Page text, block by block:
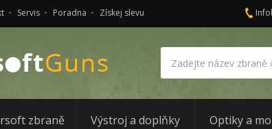
Servis Poradna Získej slevu
zbraně Výstroj a doplňky Optiky a